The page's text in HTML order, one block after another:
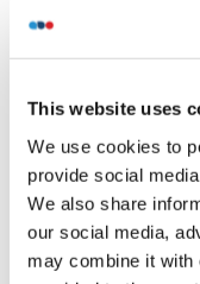
This website uses
We use cookies to
provide social
We also share
our social media,
may combine it with
Alternatives
Information
Indications
WB: 1:1000
Restrictions
For Research Use